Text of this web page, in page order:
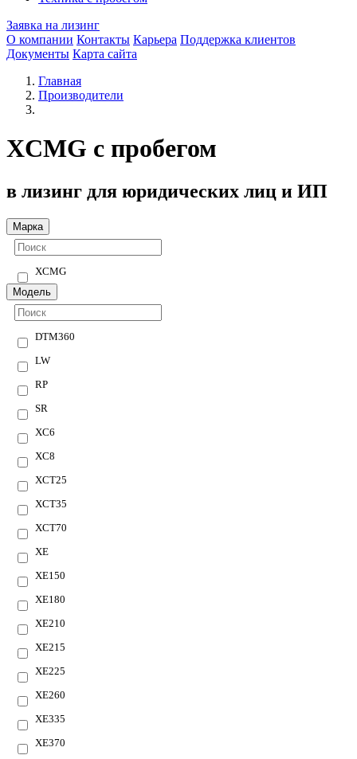
Заявка на лизинг
О компании Контакты Карьера Поддержка клиентов
Документы Карта сайта
Главная
Производители
XCMG с пробегом
в лизинг для юридических лиц и ИП
Марка
XCMG
Модель
DTM360
LW
RP
SR
XC6
XC8
XCT25
XCT35
XCT70
XE
XE150
XE180
XE210
XE215
XE225
XE260
XE335
XE370